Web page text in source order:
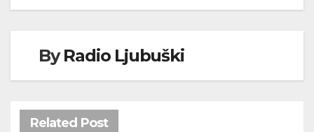
ByRadio Ljubuški
Related Post